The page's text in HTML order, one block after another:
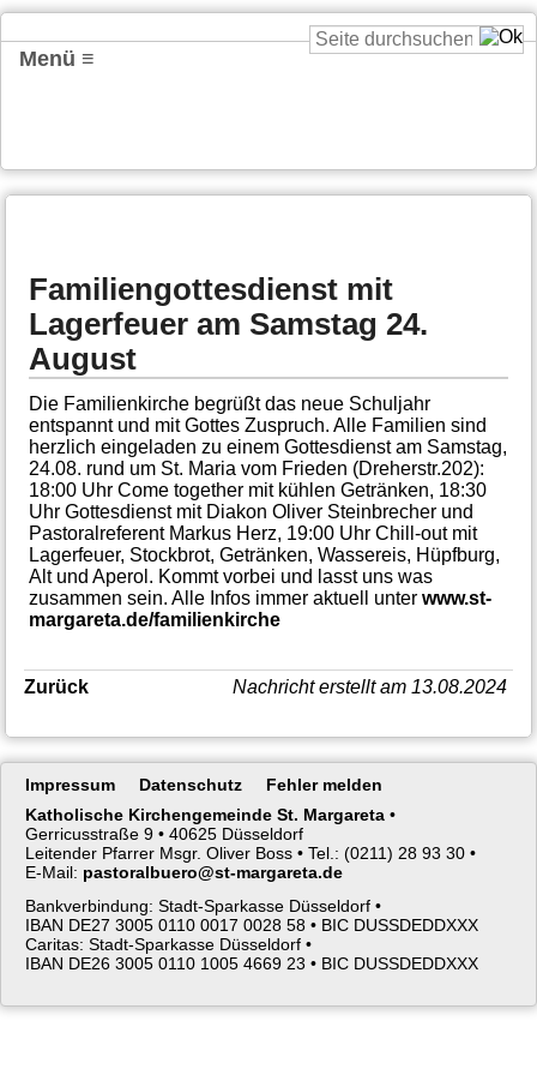
Menü ≡
Familiengottesdienst mit
Lagerfeuer am Samstag 24.
August
Die Familienkirche begrüßt das neue Schuljahr
entspannt und mit Gottes Zuspruch. Alle Familien sind
herzlich eingeladen zu einem Gottesdienst am Samstag,
24.08. rund um St. Maria vom Frieden (Dreherstr.202):
18:00 Uhr Come together mit kühlen Getränken, 18:30
Uhr Gottesdienst mit Diakon Oliver Steinbrecher und
Pastoralreferent Markus Herz, 19:00 Uhr Chill-out mit
Lagerfeuer, Stockbrot, Getränken, Wassereis, Hüpfburg,
Alt und Aperol. Kommt vorbei und lasst uns was
zusammen sein. Alle Infos immer aktuell unter www.st-
margareta.de/familienkirche
Nachricht erstellt am 13.08.2024
Zurück
Navigation
Impressum Datenschutz
Fehler melden
Katholische Kirchengemeinde St. Margareta •
Gerricusstraße 9 • 40625 Düsseldorf
Leitender Pfarrer Msgr. Oliver Boss • Tel.: (0211) 28 93 30 •
E-Mail: pastoralbuero@st-margareta.de
Bankverbindung: Stadt-Sparkasse Düsseldorf •
IBAN DE27 3005 0110 0017 0028 58 • BIC DUSSDEDDXXX
Caritas: Stadt-Sparkasse Düsseldorf •
IBAN DE26 3005 0110 1005 4669 23 • BIC DUSSDEDDXXX